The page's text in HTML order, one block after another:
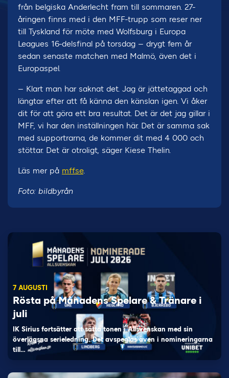
från belgiska Anderlecht fram till sommaren. 27-
åringen finns med i den MFF-trupp som reser ner
till Tyskland för möte med Wolfsburg i Europa
Leagues 16-delsfinal på torsdag – drygt fem år
sedan senaste matchen med Malmö, även det i
Europaspel.
– Klart man har saknat det. Jag är jättetaggad och
längtar efter att få känna den känslan igen. Vi åker
dit för att göra ett bra resultat. Det är det jag gillar i
MFF, vi har den inställningen här. Det är samma sak
med supportrarna, de kommer dit med 4 000 och
stöttar. Det är otroligt, säger Kiese Thelin.
Läs mer på mff.se.
Foto: bildbyrån
7 AUGUSTI
Rösta på Månadens Spelare & Tränare i
juli
IK Sirius fortsätter att sätta tonen i Allsvenskan med sin
överlägsna serieledning. Det avspeglas även i nomineringarna
till…